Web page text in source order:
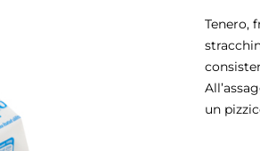
Tenero,
un